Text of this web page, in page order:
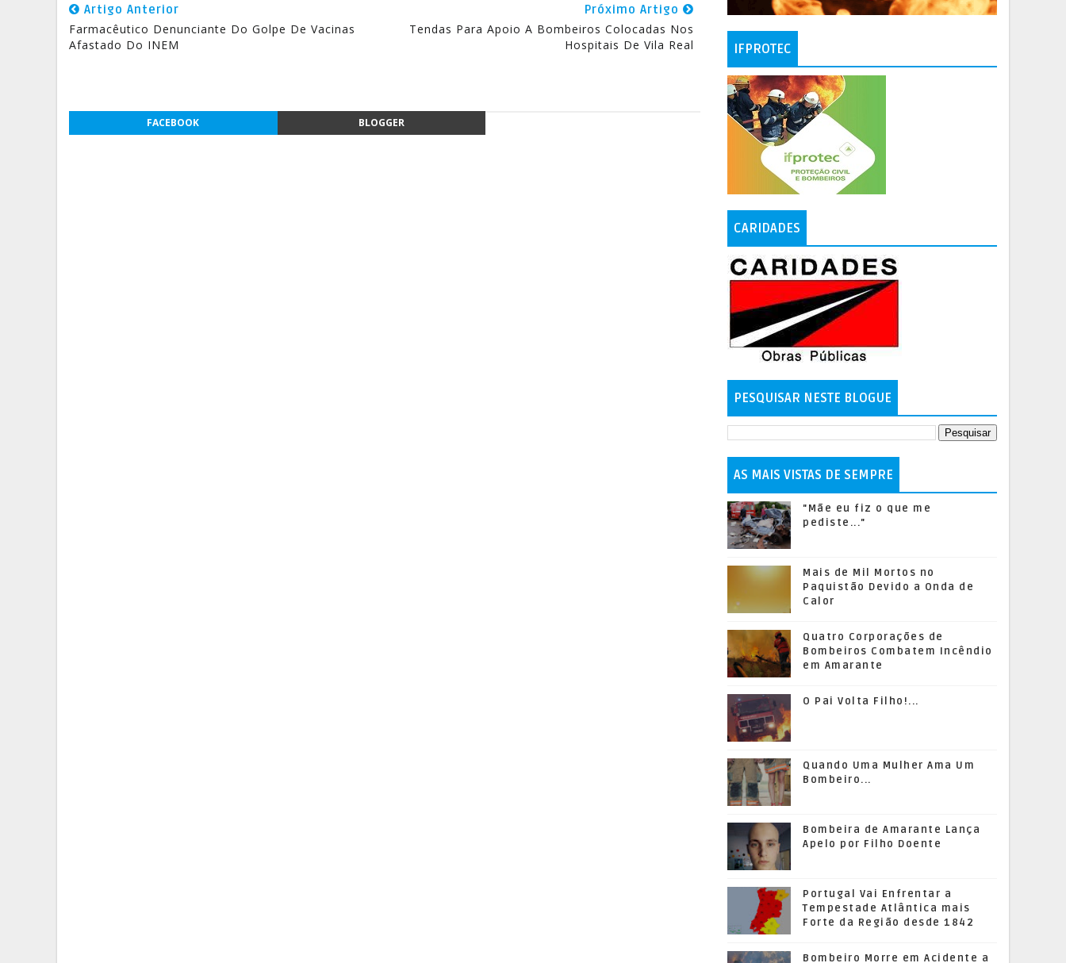
Artigo Anterior
Farmacêutico Denunciante Do Golpe De Vacinas
Afastado Do INEM
Próximo Artigo
Tendas Para Apoio A Bombeiros Colocadas Nos
Hospitais De Vila Real
FACEBOOK BLOGGER
IFPROTEC
CARIDADES
PESQUISAR NESTE BLOGUE
AS MAIS VISTAS DE SEMPRE
"Mãe eu fiz o que me
pediste..."
Mais de Mil Mortos no
Paquistão Devido a Onda de
Calor
Quatro Corporações de
Bombeiros Combatem Incêndio
em Amarante
O Pai Volta Filho!...
Quando Uma Mulher Ama Um
Bombeiro...
Bombeira de Amarante Lança
Apelo por Filho Doente
Portugal Vai Enfrentar a
Tempestade Atlântica mais
Forte da Região desde 1842
Bombeiro Morre em Acidente a